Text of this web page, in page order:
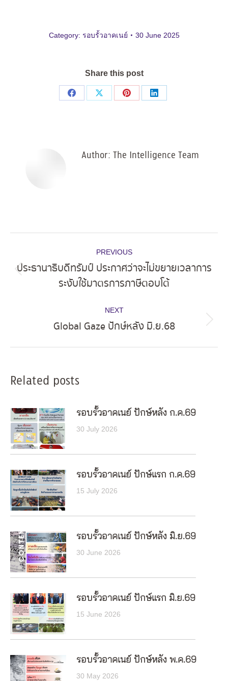
Category: รอบรั้วอาคเนย์ 30 June 2025
Share this post
Share
Share
Share
Share
Author: The Intelligence Team
navigation
PREVIOUS
post:
ประธานาธิบดีทรัมป์ ประกาศว่าจะไม่ขยายเวลาการ
ระงับใช้มาตรการภาษีตอบโต้
NEXT
Next
Global Gaze ปักษ์หลัง มิ.ย.68
Related posts
รอบรั้วอาคเนย์ ปักษ์หลัง ก.ค.69
30 July 2026
รอบรั้วอาคเนย์ ปักษ์แรก ก.ค.69
15 July 2026
รอบรั้วอาคเนย์ ปักษ์หลัง มิ.ย.69
30 June 2026
รอบรั้วอาคเนย์ ปักษ์แรก มิ.ย.69
15 June 2026
รอบรั้วอาคเนย์ ปักษ์หลัง พ.ค.69
30 May 2026